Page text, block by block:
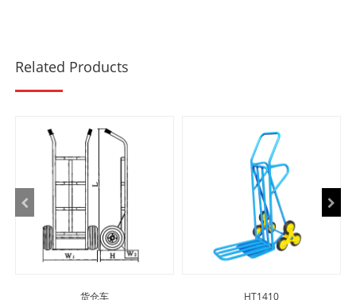
Related Products
货仓车 HT1410